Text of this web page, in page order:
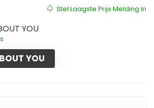
Stel Laagste Prijs Melding In
YOU
YOU